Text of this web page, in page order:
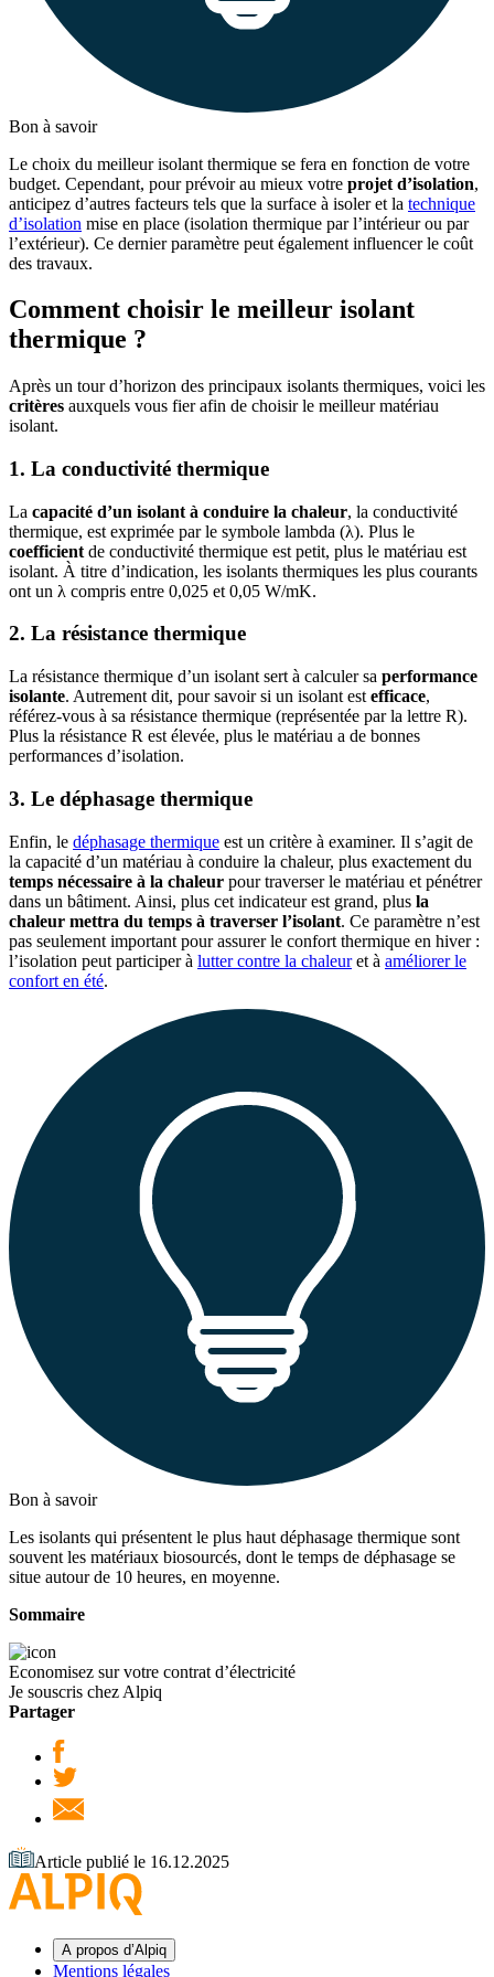
Bon à savoir
Le choix du meilleur isolant thermique se fera en fonction de votre
budget. Cependant, pour prévoir au mieux votre projet d’isolation,
anticipez d’autres facteurs tels que la surface à isoler et la technique
d’isolation mise en place (isolation thermique par l’intérieur ou par
l’extérieur). Ce dernier paramètre peut également influencer le coût
des travaux.
Comment choisir le meilleur isolant
thermique ?
Après un tour d’horizon des principaux isolants thermiques, voici les
critères auxquels vous fier afin de choisir le meilleur matériau
isolant.
1. La conductivité thermique
La capacité d’un isolant à conduire la chaleur, la conductivité
thermique, est exprimée par le symbole lambda (λ). Plus le
coefficient de conductivité thermique est petit, plus le matériau est
isolant. À titre d’indication, les isolants thermiques les plus courants
ont un λ compris entre 0,025 et 0,05 W/mK.
2. La résistance thermique
La résistance thermique d’un isolant sert à calculer sa performance
isolante. Autrement dit, pour savoir si un isolant est efficace,
référez-vous à sa résistance thermique (représentée par la lettre R).
Plus la résistance R est élevée, plus le matériau a de bonnes
performances d’isolation.
3. Le déphasage thermique
Enfin, le déphasage thermique est un critère à examiner. Il s’agit de
la capacité d’un matériau à conduire la chaleur, plus exactement du
temps nécessaire à la chaleur pour traverser le matériau et pénétrer
dans un bâtiment. Ainsi, plus cet indicateur est grand, plus la
chaleur mettra du temps à traverser l’isolant. Ce paramètre n’est
pas seulement important pour assurer le confort thermique en hiver :
l’isolation peut participer à lutter contre la chaleuret à améliorer le
confort en été.
Bon à savoir
Les isolants qui présentent le plus haut déphasage thermique sont
souvent les matériaux biosourcés, dont le temps de déphasage se
situe autour de 10 heures, en moyenne.
Sommaire
Economisez sur votre contrat d’électricité
Je souscris chez Alpiq
Partager
Article publié le 16.12.2025
A propos d’Alpiq
Mentions légales